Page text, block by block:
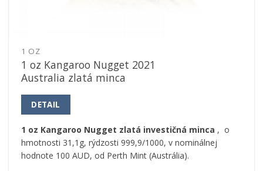
1 OZ
1 oz Kangaroo Nugget 2021
Australia zlatá minca
DETAIL
1 oz Kangaroo Nugget zlatá investičná minca , o
hmotnosti 31,1g, rýdzosti 999,9/1000, v nominálnej
hodnote 100 AUD, od Perth Mint (Austrália).